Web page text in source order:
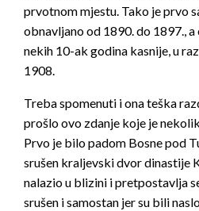
prvotnom mjestu. Tako je prvo
obnavljano od 1890. do 1897.,
nekih 10-ak godina kasnije, u
1908.
Treba spomenuti i ona teška
prošlo ovo zdanje koje je
Prvo je bilo padom Bosne pod
srušen kraljevski dvor dinastije
nalazio u blizini i pretpostavlja
srušen i samostan jer su bili